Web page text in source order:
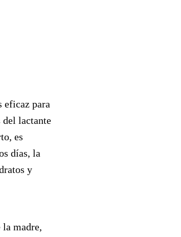
eficaz para
del lactante
es
días, la
y
madre,